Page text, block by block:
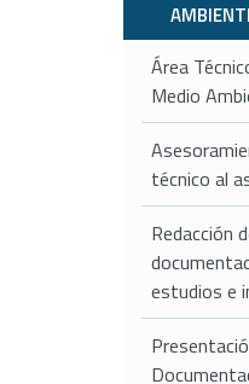
Área
Medio
técnico al
Redacción
estudios e